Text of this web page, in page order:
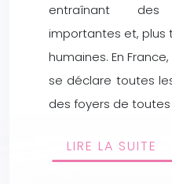
entraînant
importantes et, plus
humaines. En
se déclare toutes
des foyers de
LIRE LA SUITE